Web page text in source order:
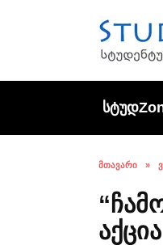
ᲛᲗᲐᲕᲐᲠᲘ »